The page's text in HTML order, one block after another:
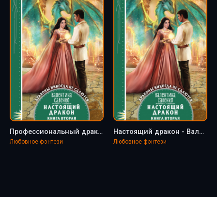
Профессиональный дракон - Валентина Савенко
Любовное фэнтези
Настоящий дракон - Валентина Савенко
Любовное фэнтези